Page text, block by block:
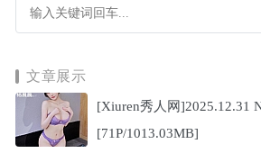
文章展示
[Xiuren秀人网]2025.12.31
[71P/1013.03MB]